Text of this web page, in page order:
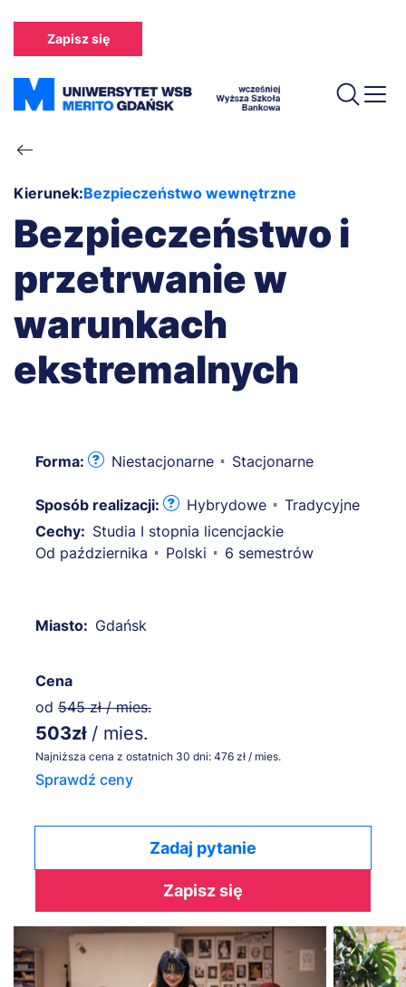
treści
Zapisz się
Ścieżka
nawigacyjna
Kierunek:Bezpieczeństwo wewnętrzne
Bezpieczeństwo i
przetrwanie w
warunkach
ekstremalnych
Forma: Niestacjonarne Stacjonarne
Sposób realizacji: Hybrydowe
Tradycyjne
Cechy: Studia I stopnia licencjackie
Od października
Polski 6 semestrów
Miasto: Gdańsk
Cena
od 545 zł / mies.
503zł / mies.
Najniższa cena z ostatnich 30 dni: 476 zł / mies.
Sprawdź ceny
Zadaj pytanie
Zapisz się